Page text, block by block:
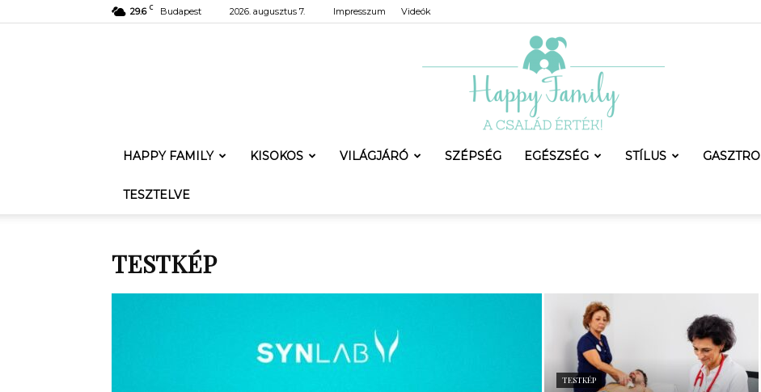
29.6 C Budapest 2026. augusztus 7. Impresszum Videók
Family
HAPPY FAMILY KISOKOS VILÁGJÁRÓ SZÉPSÉG EGÉSZSÉG STÍLUS GASZTRO
TESZTELVE
TESTKÉP
TESTKÉP